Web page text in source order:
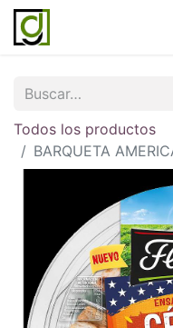
Todos los productos
BARQUETA